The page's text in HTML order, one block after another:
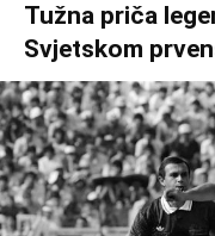
Tužna priča
Svjetskom